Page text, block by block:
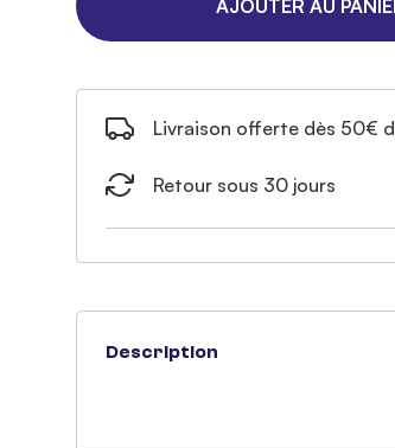
AJOUTER AU
Livraison offerte dès 50€
Retour sous 30 jours
Description